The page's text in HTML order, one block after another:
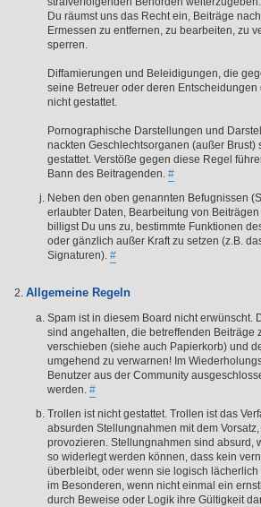
Du räumst uns das Recht ein, Beiträge
Ermessen zu entfernen, zu bearbeiten, zu
sperren.
Diffamierungen und Beleidigungen, die
seine Betreuer oder deren Entscheidungen
nicht gestattet.
Pornographische Darstellungen und
nackten Geschlechtsorganen (außer Brust)
gestattet. Verstöße gegen diese Regel
Bann des Beitragenden. #
Neben den oben genannten Befugnissen
erlaubter Daten, Bearbeitung von
billigst Du uns zu, bestimmte Funktionen
oder gänzlich außer Kraft zu setzen (z.B.
Signaturen). #
Allgemeine Regeln
Spam ist in diesem Board nicht erwünscht.
sind angehalten, die betreffenden Beiträge
verschieben (siehe auch Papierkorb) und
umgehend zu verwarnen! Im
Benutzer aus der Community
werden. #
Trollen ist nicht gestattet. Trollen ist das
absurden Stellungnahmen mit dem
provozieren. Stellungnahmen sind absurd,
so widerlegt werden können, dass kein
überbleibt, oder wenn sie logisch
im Besonderen, wenn nicht einmal ein
durch Beweise oder Logik ihre Gültigkeit